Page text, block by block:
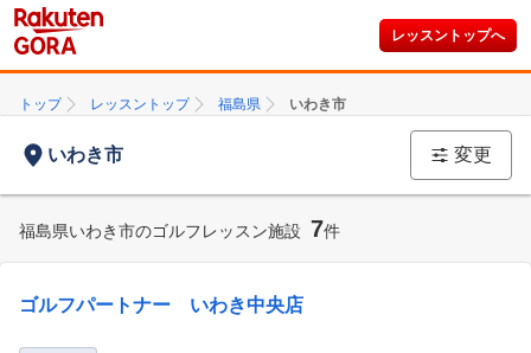
レッスントップへ
トップ レッスントップ 福島県 いわき市
いわき市 変更
福島県いわき市のゴルフレッスン施設 7件
ゴルフパートナー いわき中央店